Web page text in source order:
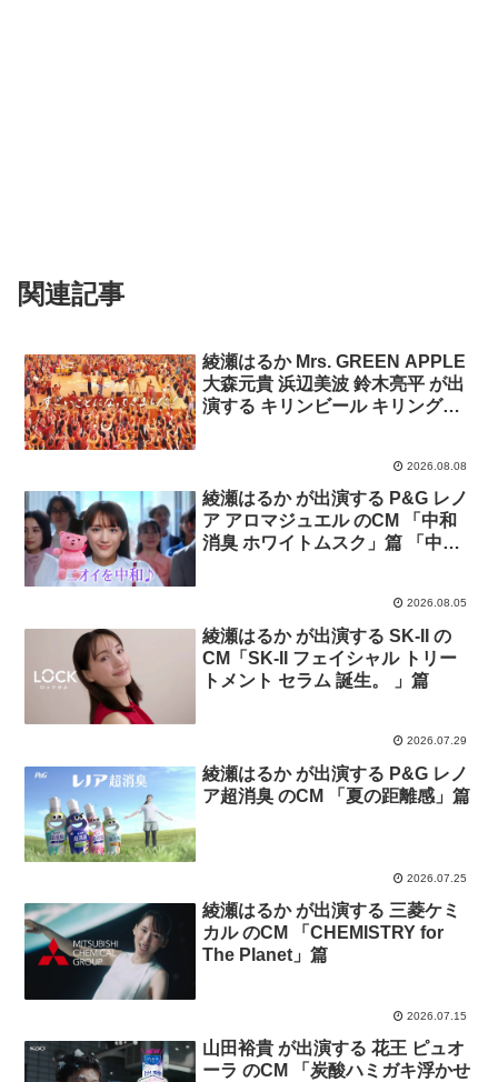
関連記事
綾瀬はるか Mrs. GREEN APPLE
大森元貴 浜辺美波 鈴木亮平 が出
演する キリンビール キリングッ
2026.08.08
綾瀬はるか が出演する P&G レノ
ア アロマジュエル のCM 「中和
消臭 ホワイトムスク」篇 「中和
2026.08.05
綾瀬はるか が出演する SK-II の
CM「SK-II フェイシャル トリー
トメント セラム 誕生。 」篇
2026.07.29
綾瀬はるか が出演する P&G レノ
ア超消臭 のCM 「夏の距離感」篇
2026.07.25
綾瀬はるか が出演する 三菱ケミ
カル のCM 「CHEMISTRY for
The Planet」篇
2026.07.15
山田裕貴 が出演する 花王 ピュオ
ーラ のCM 「炭酸ハミガキ浮かせ